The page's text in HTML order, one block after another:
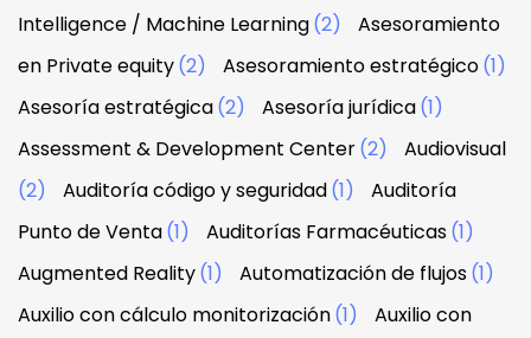
Intelligence / Machine Learning(2)
Asesoramiento
en Private equity(2) Asesoramiento estratégico(1)
Asesoría estratégica(2) Asesoría jurídica(1)
Assessment & Development Center(2)
Audiovisual
(2)
Auditoría código y seguridad(1)
Auditoría
Punto de Venta(1) Auditorías Farmacéuticas(1)
Augmented Reality(1) Automatización de flujos(1)
Auxilio con cálculo monitorización(1)
Auxilio con